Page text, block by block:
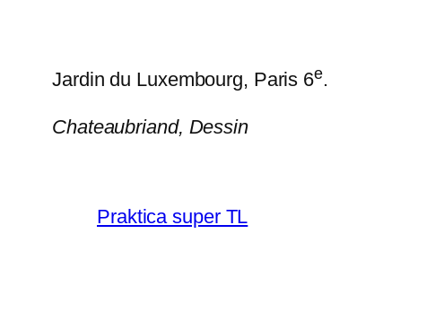
Jardin du Luxembourg, Paris 6e.
Chateaubriand, Dessin
Praktica super TL